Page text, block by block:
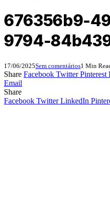
676356b9-
9794-
17/06/2025Sem comentários1 Min
Share Facebook Twitter Pinterest
Email
Share
Facebook Twitter LinkedIn